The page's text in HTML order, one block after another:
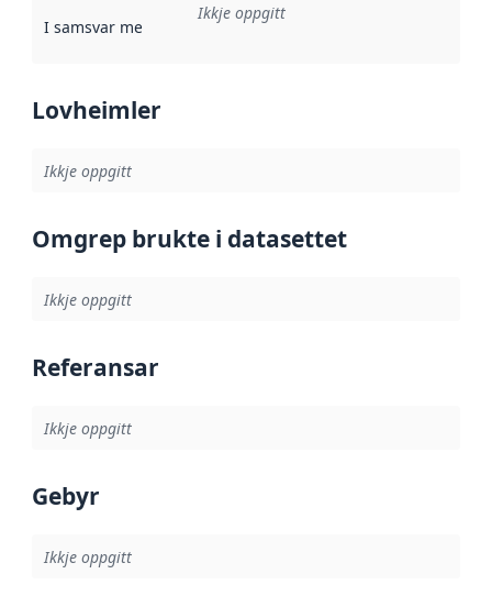
I samsvar med Referanse til ei implementeringsregel eller
Ikkje oppgitt
Lovheimler
Ikkje oppgitt
Omgrep brukte i datasettet
Ikkje oppgitt
Referansar
Ikkje oppgitt
Gebyr
Ikkje oppgitt